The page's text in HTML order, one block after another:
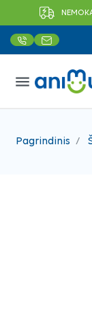
menu
Pagrindinis